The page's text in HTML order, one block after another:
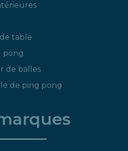
table
pong
de balles
de ping pong